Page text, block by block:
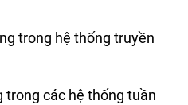
trong hệ thống truyền
trong các hệ thống tuần